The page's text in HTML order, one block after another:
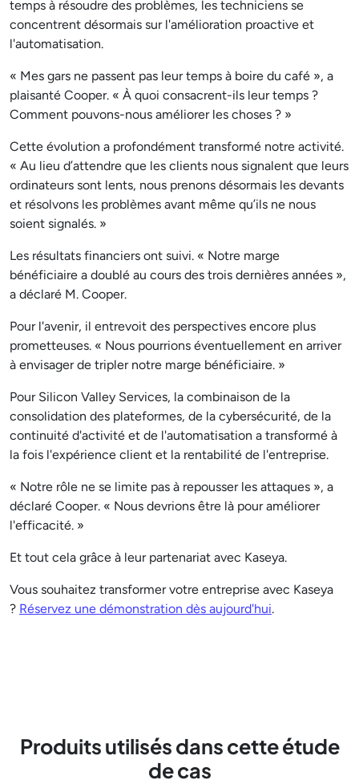
temps à résoudre des problèmes, les techniciens se
concentrent désormais sur l'amélioration proactive et
l'automatisation.
« Mes gars ne passent pas leur temps à boire du café », a
plaisanté Cooper. « À quoi consacrent-ils leur temps ?
Comment pouvons-nous améliorer les choses ? »
Cette évolution a profondément transformé notre activité.
« Au lieu d’attendre que les clients nous signalent que leurs
ordinateurs sont lents, nous prenons désormais les devants
et résolvons les problèmes avant même qu’ils ne nous
soient signalés. »
Les résultats financiers ont suivi. « Notre marge
bénéficiaire a doublé au cours des trois dernières années »,
a déclaré M. Cooper.
Pour l'avenir, il entrevoit des perspectives encore plus
prometteuses. « Nous pourrions éventuellement en arriver
à envisager de tripler notre marge bénéficiaire. »
Pour Silicon Valley Services, la combinaison de la
consolidation des plateformes, de la cybersécurité, de la
continuité d'activité et de l'automatisation a transformé à
la fois l'expérience client et la rentabilité de l'entreprise.
« Notre rôle ne se limite pas à repousser les attaques », a
déclaré Cooper. « Nous devrions être là pour améliorer
l'efficacité. »
Et tout cela grâce à leur partenariat avec Kaseya.
Vous souhaitez transformer votre entreprise avec Kaseya
? Réservez une démonstration dès aujourd'hui.
Produits utilisés dans cette étude
de cas